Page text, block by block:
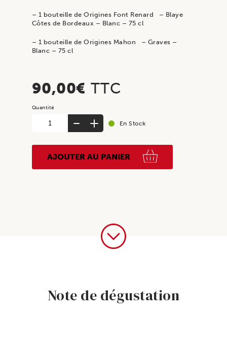
– 1 bouteille de Origines Font Renard – Blaye
Côtes de Bordeaux – Blanc – 75 cl
– 1 bouteille de Origines Mahon – Graves –
Blanc – 75 cl
90,00€ TTC
quantité
ORIGINES
En Stock
AJOUTER AU PANIER
Note de dégustation